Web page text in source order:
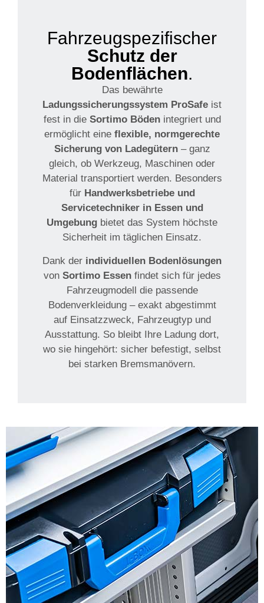
Fahrzeugspezifischer
Schutz der
Bodenflächen.
Das bewährte
Ladungssicherungssystem ProSafe ist
fest in die Sortimo Bödenintegriert und
ermöglicht eine flexible, normgerechte
Sicherung von Ladegütern– ganz
gleich, ob Werkzeug, Maschinen oder
Material transportiert werden. Besonders
für Handwerksbetriebe und
Servicetechniker in Essen und
Umgebung bietet das System höchste
Sicherheit im täglichen Einsatz.
Dank der individuellen Bodenlösungen
von Sortimo Essenfindet sich für jedes
Fahrzeugmodell die passende
Bodenverkleidung – exakt abgestimmt
auf Einsatzzweck, Fahrzeugtyp und
Ausstattung. So bleibt Ihre Ladung dort,
wo sie hingehört: sicher befestigt, selbst
bei starken Bremsmanövern.